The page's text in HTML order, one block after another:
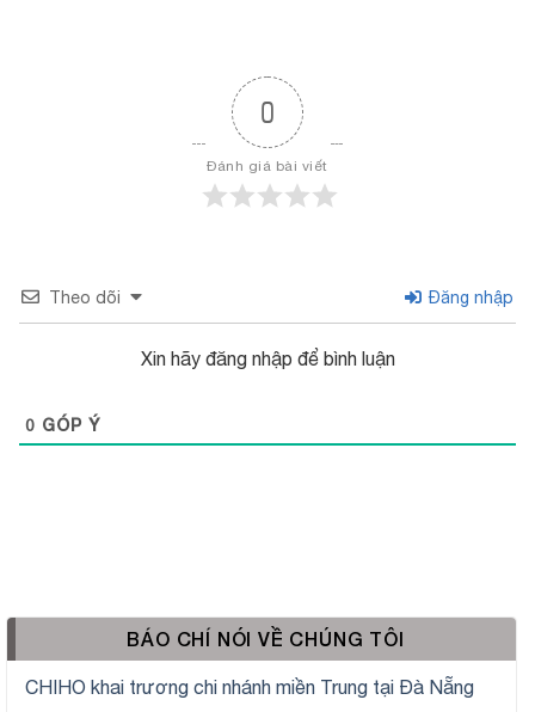
0
Đánh giá bài viết
Theo dõi Đăng nhập
Xin hãy đăng nhập để bình luận
0 GÓP Ý
BÁO CHÍ NÓI VỀ CHÚNG TÔI
CHIHO khai trương chi nhánh miền Trung tại Đà Nẵng